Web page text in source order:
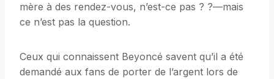
mère à des rendez-vous, n’est-ce pas ? ?—mais
ce n’est pas la question.
Ceux qui connaissent Beyoncé savent qu’il a été
demandé aux fans de porter de l’argent lors de